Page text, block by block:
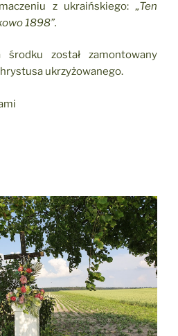
z ukraińskiego:„Ten
1898”.
został zamontowany
ukrzyżowanego.